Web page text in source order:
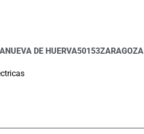
DE HUERVA50153ZARAGOZA